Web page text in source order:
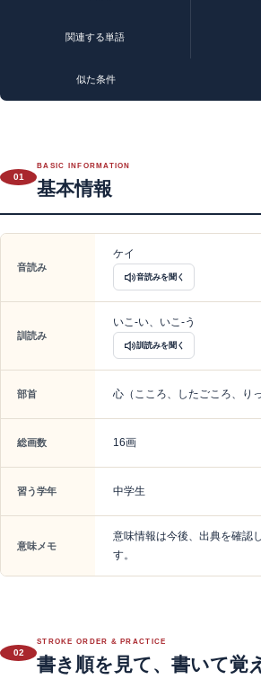
関連する単語
似た条件
01
BASIC INFORMATION
基本情報
音読み
ケイ
音読みを聞く
訓読み
いこ-い、いこ-う
訓読みを聞く
部首 心（こころ、したごころ、り
総画数 16画
習う学年 中学生
意味メモ
意味情報は今後、出典を確認
す。
02
STROKE ORDER & PRACTICE
書き順を見て、書いて覚